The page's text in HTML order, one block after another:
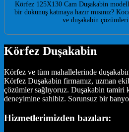
Körfez 125X130 Cam Duşakabin
bir dokunuş katmaya hazır mısınız?
ve duşakabin
Körfez Duşakabin
Körfez ve tüm mahallelerinde
Körfez Duşakabin firmamız, uzman
çözümler sağlıyoruz. Duşakabin tamiri
deneyimine sahibiz. Sorunsuz bir
Hizmetlerimizden bazıları: